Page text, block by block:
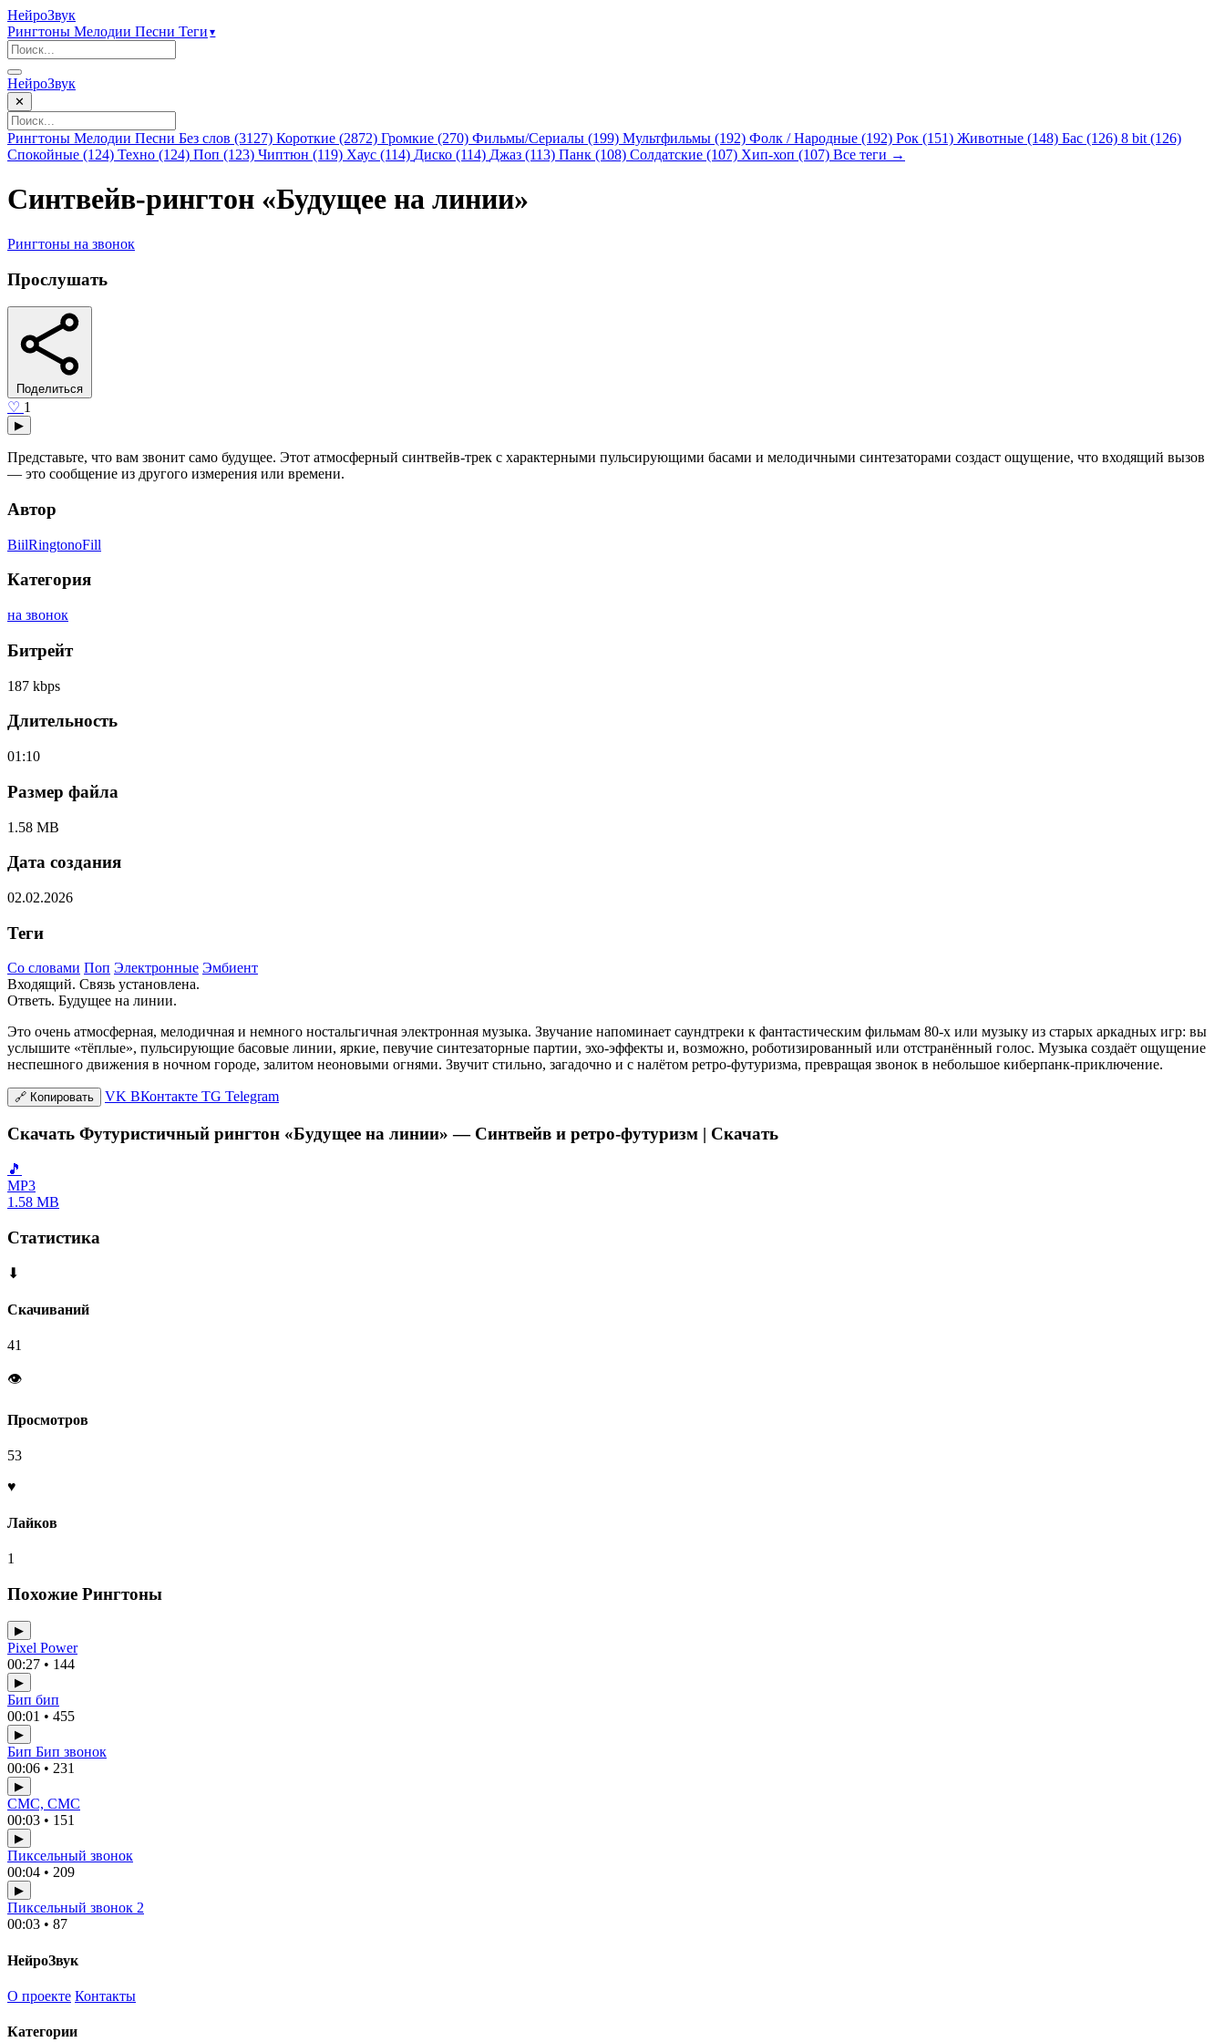
НейроЗвук
Рингтоны Мелодии Песни Теги ▾
НейроЗвук
✕
Рингтоны Мелодии Песни Без слов (3127) Короткие (2872) Громкие (270) Фильмы/Сериалы (199) Мультфильмы (192) Фолк / Народные (192) Рок (151) Животные (148) Бас (126) 8 bit (126)
Спокойные (124) Техно (124) Поп (123) Чиптюн (119) Хаус (114) Диско (114) Джаз (113) Панк (108) Солдатские (107) Хип-хоп (107) Все теги →
Синтвейв-рингтон «Будущее на линии»
Рингтоны на звонок
Прослушать
Поделиться
♡ 1
▶
Представьте, что вам звонит само будущее. Этот атмосферный синтвейв-трек с характерными пульсирующими басами и мелодичными синтезаторами создаст ощущение, что входящий вызов
— это сообщение из другого измерения или времени.
Автор
BiilRingtonoFill
Категория
на звонок
Битрейт
187 kbps
Длительность
01:10
Размер файла
1.58 MB
Дата создания
02.02.2026
Теги
Со словами Поп Электронные Эмбиент
Входящий. Связь установлена.
Ответь. Будущее на линии.
Это очень атмосферная, мелодичная и немного ностальгичная электронная музыка. Звучание напоминает саундтреки к фантастическим фильмам 80-х или музыку из старых аркадных игр: вы
услышите «тёплые», пульсирующие басовые линии, яркие, певучие синтезаторные партии, эхо-эффекты и, возможно, роботизированный или отстранённый голос. Музыка создаёт ощущение
неспешного движения в ночном городе, залитом неоновыми огнями. Звучит стильно, загадочно и с налётом ретро-футуризма, превращая звонок в небольшое киберпанк-приключение.
🔗 Копировать VK ВКонтакте TG Telegram
Скачать Футуристичный рингтон «Будущее на линии» — Синтвейв и ретро-футуризм | Скачать
🎵
MP3
1.58 MB
Статистика
⬇
Скачиваний
41
👁
Просмотров
53
♥
Лайков
1
Похожие Рингтоны
▶
Pixel Power
00:27 • 144
▶
Бип бип
00:01 • 455
▶
Бип Бип звонок
00:06 • 231
▶
СМС, СМС
00:03 • 151
▶
Пиксельный звонок
00:04 • 209
▶
Пиксельный звонок 2
00:03 • 87
НейроЗвук
О проекте Контакты
Категории